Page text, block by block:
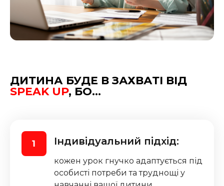
ДИТИНА БУДЕ В ЗАХВАТІ ВІД
SPEAK UP, БО…
Індивідуальний підхід:
кожен урок гнучко адаптується під
особисті потреби та труднощі у